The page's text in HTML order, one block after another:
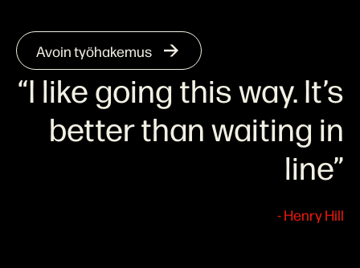
Avoin työhakemus
“I like going this way. It’s
better than waiting in
line”
- Henry Hill